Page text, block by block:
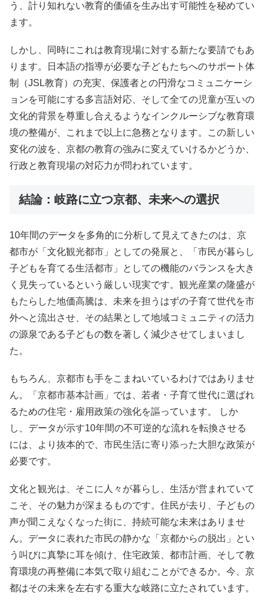
う、計り知れない教育的価値を生み出す可能性を秘めてい
ます。
しかし、同時にこれは教育現場に対する新たな要請でもあ
ります。日本語の指導が必要な子どもたちへのサポート体
制（JSL教育）の充実、保護者との円滑なコミュニケーシ
ョンを可能にする多言語対応、そして全ての児童が互いの
文化的背景を尊重し合えるようなインクルーシブな教育環
境の整備が、これまで以上に急務となります。この新しい
変化の波を、京都の教育の強みに変えていけるかどうか、
行政と教育現場の対応力が問われています。
結論：岐路に立つ京都、未来への選択
10年間のデータを多角的に分析して見えてきたのは、京
都市が「文化観光都市」としての発展と、「市民が暮らし
子どもを育てる生活都市」としての機能のバランスを大き
く見失っているという厳しい現実です。観光産業の隆盛が
もたらした地価高騰は、未来を担うはずの子育て世代を市
外へと流出させ、その結果として地域コミュニティの活力
の源泉である子どもの数を著しく減少させてしまいまし
た。
もちろん、京都市も手をこまねいているわけではありませ
ん。「京都市基本計画」では、若者・子育て世代に選ばれ
るための住宅・雇用政策の強化を謳っています。 しか
し、データが示す10年間の不可逆的な流れを転換させる
には、より抜本的で、市民生活に寄り添った大胆な政策が
必要です。
文化と観光は、そこに人々が暮らし、生活が営まれていて
こそ、その魅力が深まるものです。住民が去り、子どもの
声が聞こえなくなった街に、持続可能な未来はありませ
ん。データに表れた市民の静かな「京都からの脱出」とい
う叫びに真摯に耳を傾け、住宅政策、都市計画、そして教
育環境の再整備に本気で取り組むことができるか。今、京
都はその未来を左右する重大な岐路に立たされています。